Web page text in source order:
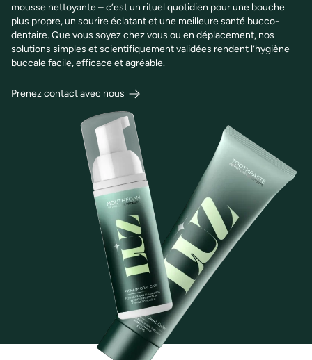
mousse nettoyante – c’est un rituel quotidien pour une bouche
plus propre, un sourire éclatant et une meilleure santé bucco-
dentaire. Que vous soyez chez vous ou en déplacement, nos
solutions simples et scientifiquement validées rendent l’hygiène
buccale facile, efficace et agréable.
Prenez contact avec nous